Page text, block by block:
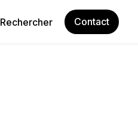
Rechercher Contact